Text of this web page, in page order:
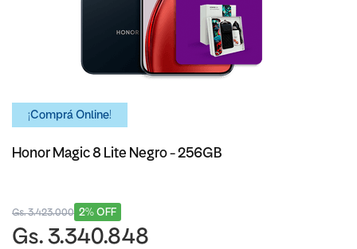
¡Comprá Online!
Honor Magic 8 Lite Negro - 256GB
2% OFF
Gs. 3.423.000
Gs. 3.340.848